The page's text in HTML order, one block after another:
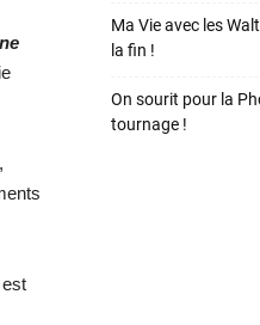
Ma Vie avec les
la fin !
On sourit pour la
tournage !